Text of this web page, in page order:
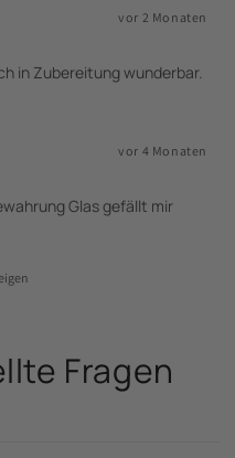
vor 2 Monaten
vor 4 Monaten
Glas gefällt mir
Fragen